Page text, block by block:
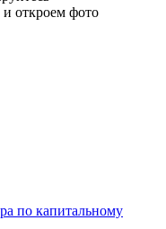
откроем фото
по капитальному